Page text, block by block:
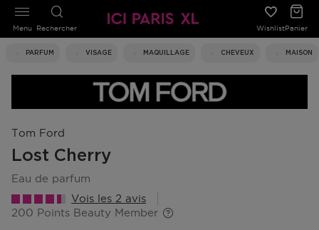
Rechercher WishlistPanier
PARFUM VISAGE MAQUILLAGE CHEVEUX MAISON
Menu
Tom Ford
Lost Cherry
eau de parfum
Vois les 2 avis
200 Points Beauty Member